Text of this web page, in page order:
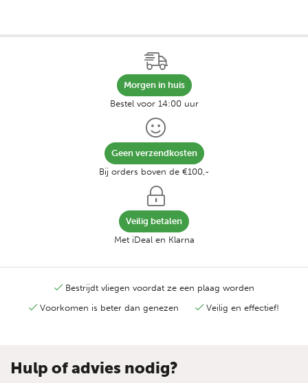
Morgen in huis
Bestel voor 14:00 uur
Geen verzendkosten
Bij orders boven de €100,-
Veilig betalen
Met iDeal en Klarna
Bestrijdt vliegen voordat ze een plaag worden
Voorkomen is beter dan genezen
Veilig en effectief!
Hulp of advies nodig?